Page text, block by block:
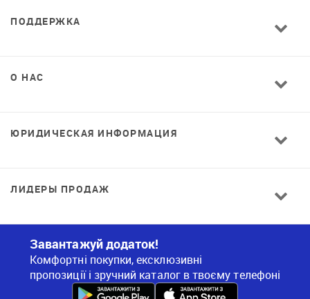
ПОДДЕРЖКА
О НАС
ЮРИДИЧЕСКАЯ ИНФОРМАЦИЯ
ЛИДЕРЫ ПРОДАЖ
Завантажуй додаток!
Комфортні покупки, ексклюзивні
пропозиції і зручний каталог в твоєму телефоні